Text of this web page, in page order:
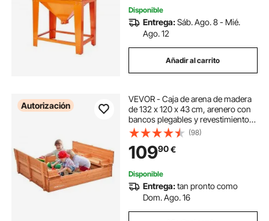
Disponible
Entrega:Sáb. Ago. 8 - Mié.
Ago. 12
Añadir al carrito
Autorización
VEVOR - Caja de arena de madera
de 132 x 120 x 43 cm, arenero con
bancos plegables y revestimiento
inferior, caja de arena de madera
natural para niños para exteriores,
patio, playa, parque, regalo para
niños y niñas de 3 a 12 años
(98)
10990€
Disponible
Entrega:tan pronto como
Dom. Ago. 16